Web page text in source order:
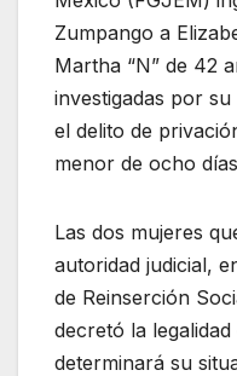
Zumpango a
Martha “N” de 42
investigadas por
el delito de
menor de ocho
Las dos mujeres
autoridad judicial,
de Reinserción
decretó la
determinará su